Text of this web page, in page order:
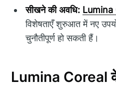
सीखने की अवधि: Lumina
विशेषताएँ शुरुआत में नए
चुनौतीपूर्ण हो सकती हैं।
Lumina Coreal